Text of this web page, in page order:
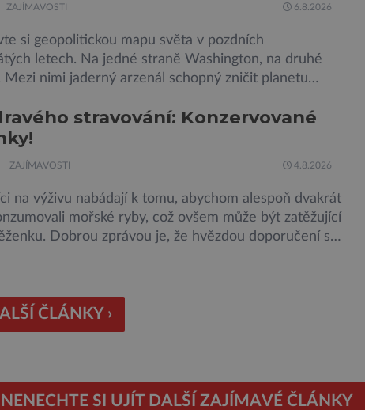
ZAJÍMAVOSTI 6.8.2026
si geopolitickou mapu světa v pozdních
letech. Na jedné straně Washington, na druhé
Mezi nimi jaderný arzenál schopný zničit planetu
pohotovosti. A pak je tu Donald Kendall, generální
PepsiCo, který se v květnu roku 1989 stává
flotily, jež čítá sedmnáct […]
stravování: Konzervované
ZAJÍMAVOSTI 4.8.2026
na výživu nabádají k tomu, abychom alespoň dvakrát
mořské ryby, což ovšem může být zatěžující
Dobrou zprávou je, že hvězdou doporučení se
Colin Robertson a zdůrazňuje […]
ČLÁNKY ›
NENECHTE SI UJÍT DALŠÍ ZAJÍMAVÉ ČLÁNKY